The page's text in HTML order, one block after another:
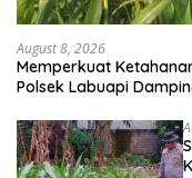
August 8, 2026
Memperkuat
Polsek Labuapi